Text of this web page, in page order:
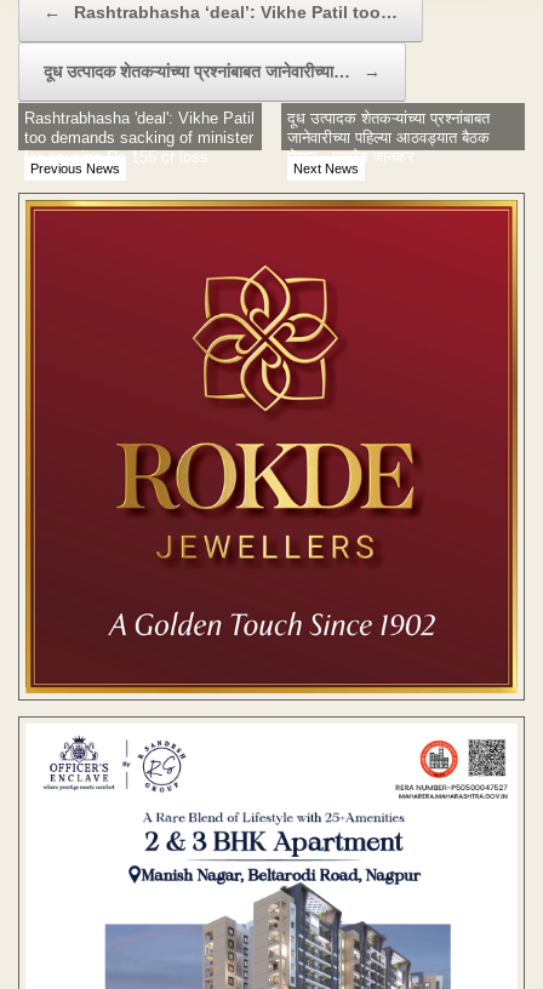
← Rashtrabhasha ‘deal’: Vikhe Patil too…
दूध उत्पादक शेतकऱ्यांच्या प्रश्नांबाबत जानेवारीच्या… →
Previous News
Rashtrabhasha 'deal': Vikhe Patil
too demands sacking of minister
for causing Rs 155 cr loss
Next News
दूध उत्पादक शेतकऱ्यांच्या प्रश्नांबाबत
जानेवारीच्या पहिल्या आठवड्यात बैठक
घेणार - महादेव जानकर